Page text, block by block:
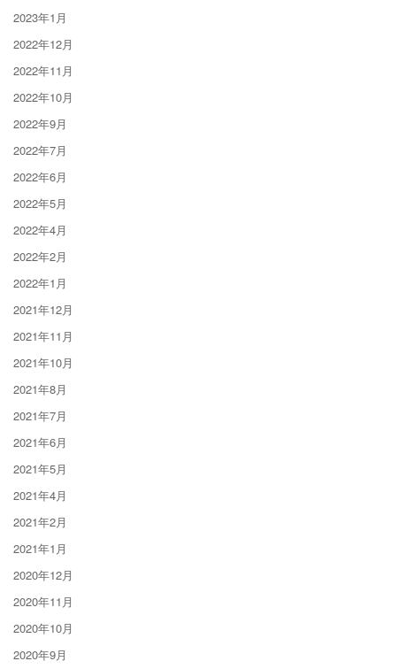
2023年1月
2022年12月
2022年11月
2022年10月
2022年9月
2022年7月
2022年6月
2022年5月
2022年4月
2022年2月
2022年1月
2021年12月
2021年11月
2021年10月
2021年8月
2021年7月
2021年6月
2021年5月
2021年4月
2021年2月
2021年1月
2020年12月
2020年11月
2020年10月
2020年9月